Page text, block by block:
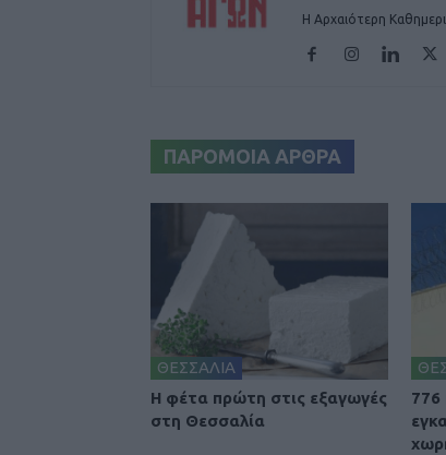
Η Αρχαιότερη
ΠΑΡΟΜΟΙΑ ΑΡΘΡΑ
ΘΕΣΣΑΛΙΑ
Η φέτα πρώτη στις εξαγωγές
στη Θεσσαλία
776